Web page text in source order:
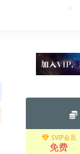
SVIP会员
免费